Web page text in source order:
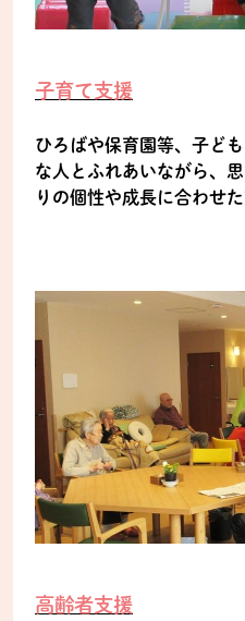
子育て支援
ひろばや保育園等、子ど
な人とふれあいながら、
りの個性や成長に合わせ
高齢者支援